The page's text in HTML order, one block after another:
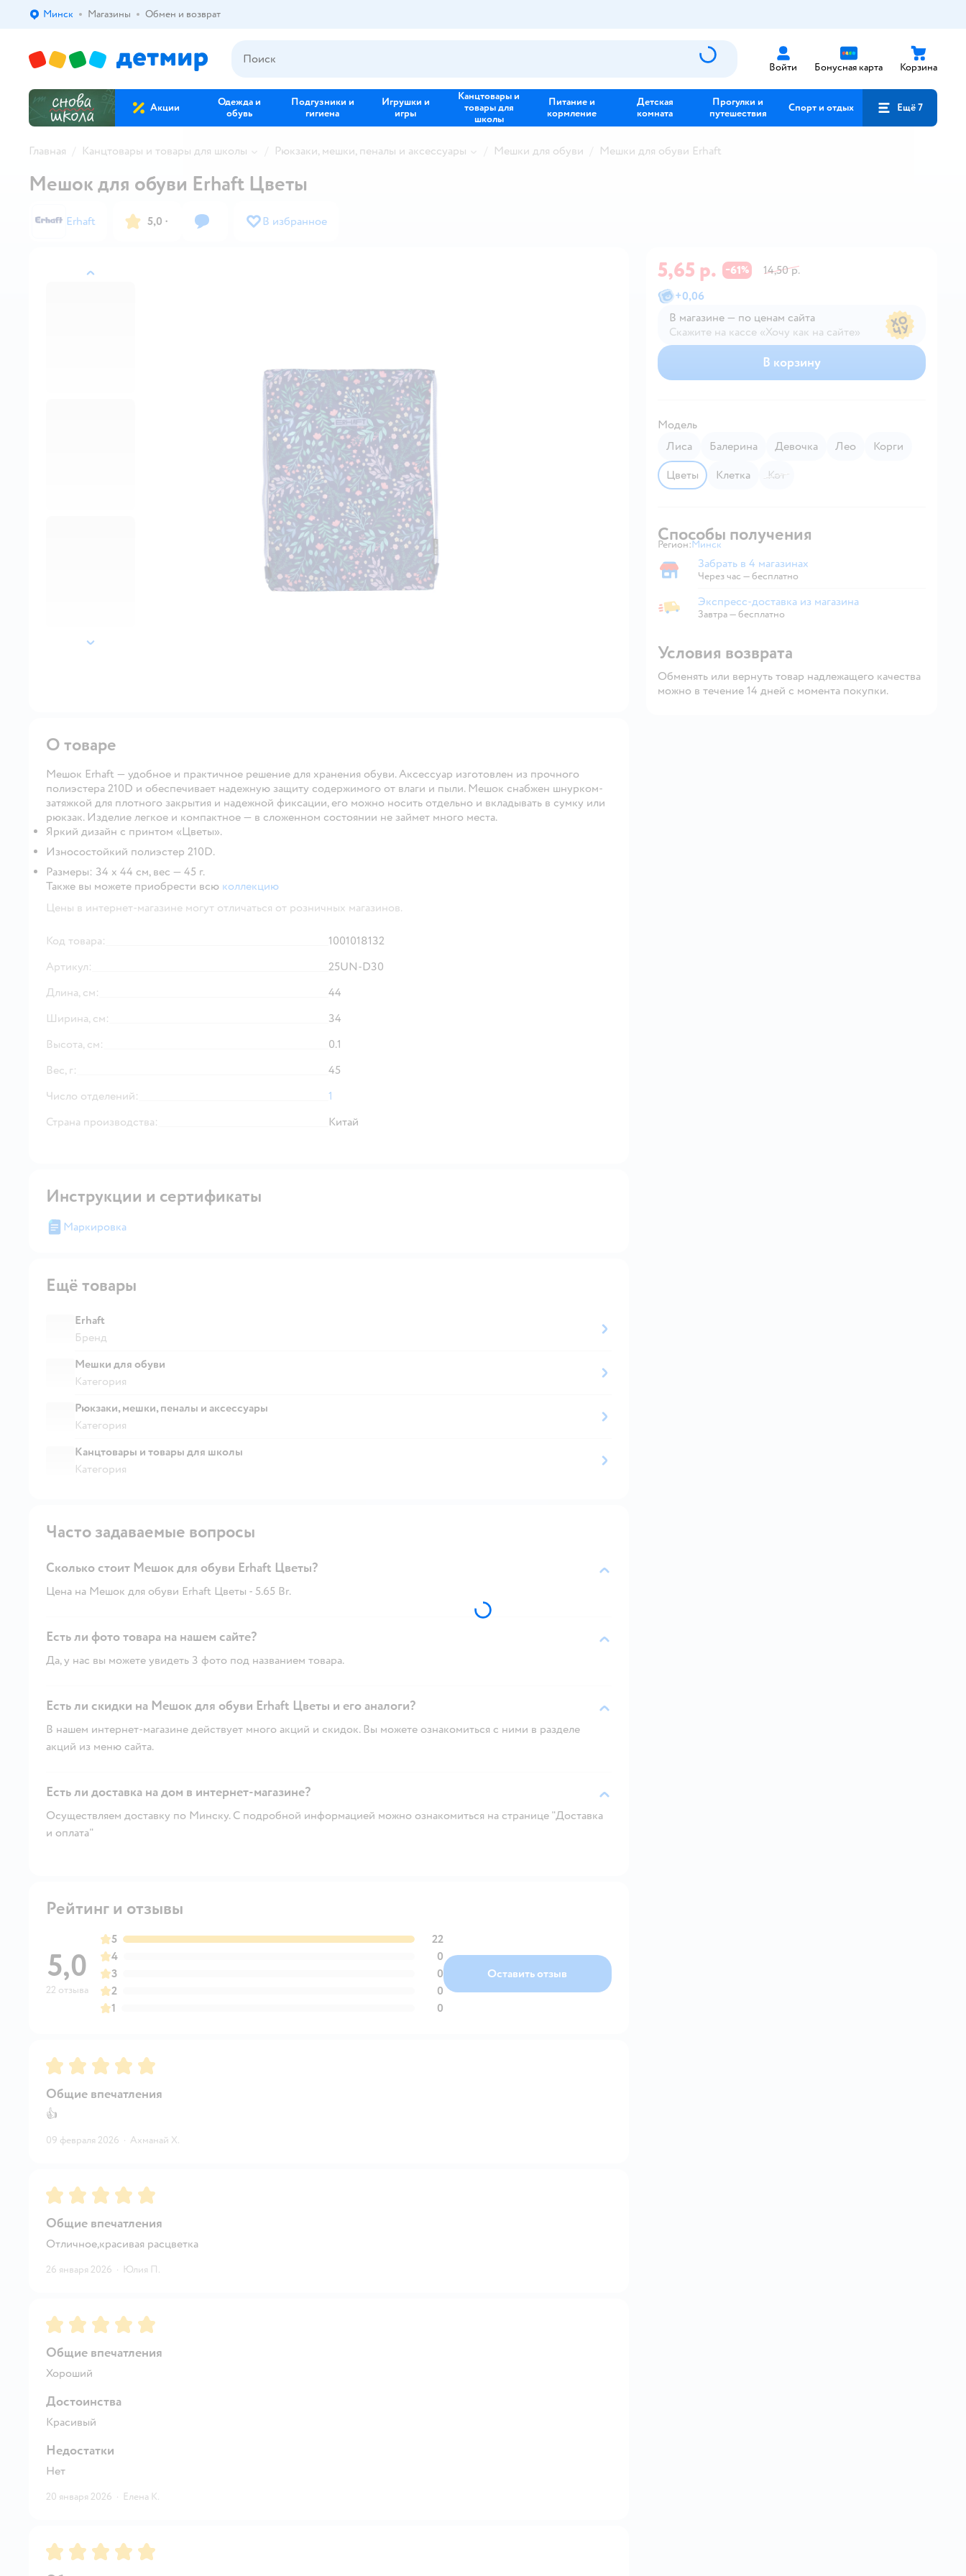
Выбор адреса доставки.
Минск Магазины Обмен и возврат
Войти Бонусная карта Корзина
Акции
Одежда и
обувь
Подгузники и
гигиена
Игрушки и
игры
Канцтовары и
товары для
школы
Питание и
кормление
Детская
комната
Прогулки и
путешествия
Спорт и отдых Ещё 7
Главная Канцтовары и товары для школы Рюкзаки, мешки, пеналы и аксессуары Мешки для обуви Мешки для обуви Erhaft
назад
далее
Мешок для обуви Erhaft Цветы
Erhaft 5,0 · В избранное
5,65 р. −61%
14,50 р.
+0,06
В магазине — по ценам сайта
Скажите на кассе «Хочу как на сайте»
В магазине — по ценам сайта
В корзину
Модель
Лиса
Балерина Девочка Лео
Корги
Цветы
Клетка Кот
Способы получения
Регион: Выбор адреса доставки.
Минск
Забрать в магазине
Забрать в 4 магазинах
Через час — бесплатно
Экспресс-доставка из магазина
Экспресс-доставка из магазина
Завтра—бесплатно
Условия возврата
Обменять или вернуть товар надлежащего качества
можно в течение 14 дней с момента покупки.
О товаре
Мешок Erhaft — удобное и практичное решение для хранения обуви. Аксессуар изготовлен из прочного
полиэстера 210D и обеспечивает надежную защиту содержимого от влаги и пыли. Мешок снабжен шнурком-
затяжкой для плотного закрытия и надежной фиксации, его можно носить отдельно и вкладывать в сумку или
рюкзак. Изделие легкое и компактное — в сложенном состоянии не займет много места.
Яркий дизайн с принтом «Цветы».
Износостойкий полиэстер 210D.
Размеры: 34 х 44 см, вес — 45 г.
Также вы можете приобрести всю коллекцию
Цены в интернет-магазине могут отличаться от розничных магазинов.
Код товара:
1001018132
Артикул:
25UN-D30
Длина, см:
44
Ширина, см:
34
Высота, см:
0.1
Вес, г:
45
Число отделений:
1
Страна производства:
Китай
Инструкции и сертификаты
Маркировка
Ещё товары
Erhaft
Бренд
Мешки для обуви
Категория
Рюкзаки, мешки, пеналы и аксессуары
Категория
Канцтовары и товары для школы
Категория
Часто задаваемые вопросы
Сколько стоит Мешок для обуви Erhaft Цветы?
Цена на Мешок для обуви Erhaft Цветы - 5.65 Br.
Есть ли фото товара на нашем сайте?
Да, у нас вы можете увидеть 3 фото под названием товара.
Есть ли скидки на Мешок для обуви Erhaft Цветы и его аналоги?
В нашем интернет-магазине действует много акций и скидок. Вы можете ознакомиться с ними в разделе
акций из меню сайта.
Есть ли доставка на дом в интернет-магазине?
Осуществляем доставку по Минску. С подробной информацией можно ознакомиться на странице "Доставка
и оплата"
Рейтинг и отзывы
5,0
22 отзыва
5
22
4
0
3
0
2
0
1
0
Оставить отзыв
Рейтинг:5
Общие впечатления
👍
09 февраля 2026 · Ахманай Х.
Рейтинг:5
Общие впечатления
Отличное,красивая расцветка
26 января 2026 · Юлия П.
Рейтинг:5
Общие впечатления
Хороший
Достоинства
Красивый
Недостатки
Нет
20 января 2026 · Елена К.
Рейтинг:5